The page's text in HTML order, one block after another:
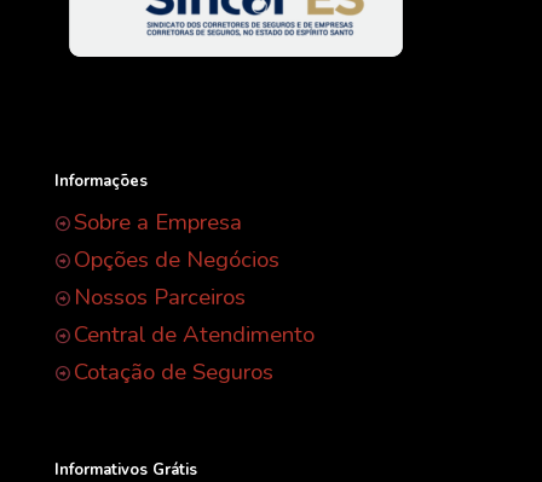
Informações
Sobre a Empresa
Opções de Negócios
Nossos Parceiros
Central de Atendimento
Cotação de Seguros
Informativos Grátis